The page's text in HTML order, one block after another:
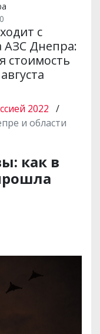
с
АЗС Днепра:
стоимость
2022 /
и области
как в